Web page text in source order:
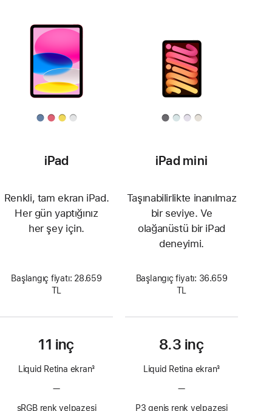
iPad
Renkli, tam ekran iPad.
Her gün yaptığınız
her şey için.
Başlangıç fiyatı: 28.659
TL
11 inç
Liquid Retina ekran3
—ProMotion
sRGB renk yelpazesi
iPad mini
Taşınabilirlikte inanılmaz
bir seviye. Ve
olağanüstü bir iPad
deneyimi.
Başlangıç fiyatı: 36.659
TL
8.3 inç
Liquid Retina ekran3
—ProMotion
P3 geniş renk yelpazesi